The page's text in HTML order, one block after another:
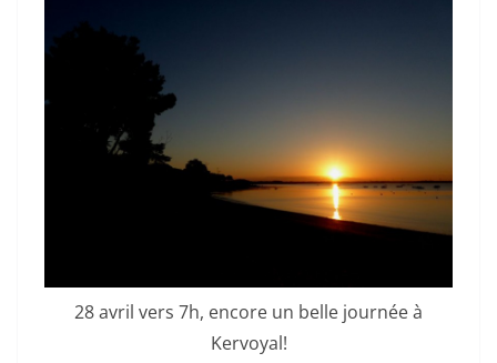
28 avril vers 7h, encore un belle journée à
Kervoyal!